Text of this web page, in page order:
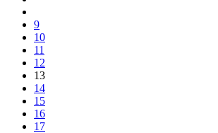
9
10
11
12
13
14
15
16
17